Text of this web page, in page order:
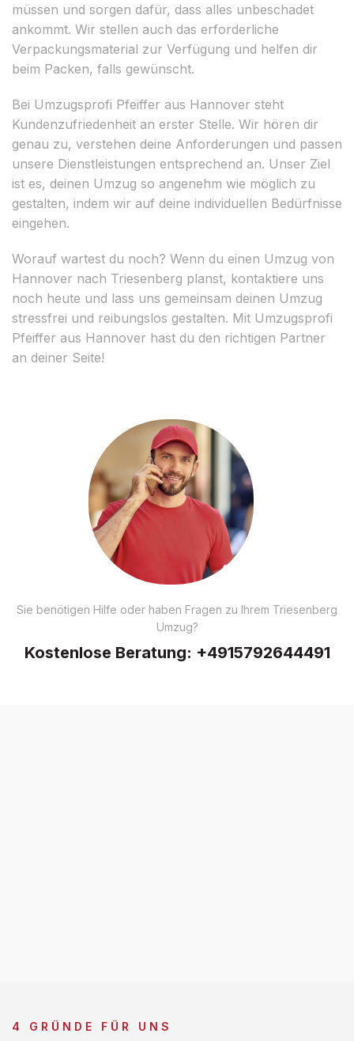
müssen und sorgen dafür, dass alles unbeschadet
ankommt. Wir stellen auch das erforderliche
Verpackungsmaterial zur Verfügung und helfen dir
beim Packen, falls gewünscht.
Bei Umzugsprofi Pfeiffer aus Hannover steht
Kundenzufriedenheit an erster Stelle. Wir hören dir
genau zu, verstehen deine Anforderungen und passen
unsere Dienstleistungen entsprechend an. Unser Ziel
ist es, deinen Umzug so angenehm wie möglich zu
gestalten, indem wir auf deine individuellen Bedürfnisse
eingehen.
Worauf wartest du noch? Wenn du einen Umzug von
Hannover nach Triesenberg planst, kontaktiere uns
noch heute und lass uns gemeinsam deinen Umzug
stressfrei und reibungslos gestalten. Mit Umzugsprofi
Pfeiffer aus Hannover hast du den richtigen Partner
an deiner Seite!
Sie benötigen Hilfe oder haben Fragen zu Ihrem Triesenberg
Umzug?
Kostenlose Beratung: +4915792644491
4 GRÜNDE FÜR UNS